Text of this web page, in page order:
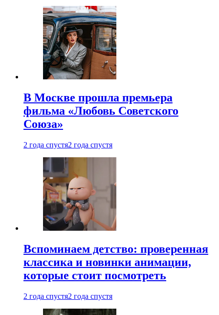
В Москве прошла премьера
фильма «Любовь Советского
Союза»
2 года спустя2 года спустя
Вспоминаем детство: проверенная
классика и новинки анимации,
которые стоит посмотреть
2 года спустя2 года спустя